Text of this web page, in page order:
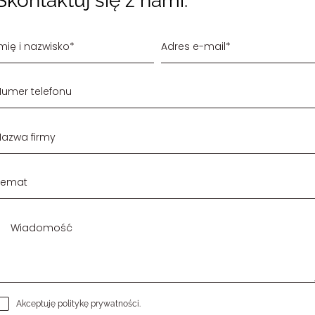
Akceptuję politykę prywatności.